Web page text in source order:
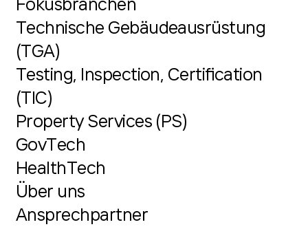
Fokusbranchen
Technische Gebäudeausrüstung
(TGA)
Testing, Inspection, Certification
(TIC)
Property Services (PS)
GovTech
HealthTech
Über uns
Ansprechpartner